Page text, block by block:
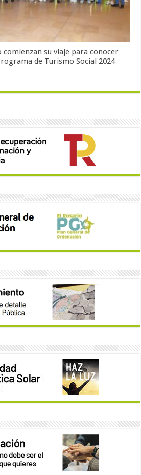
comienzan su viaje para conocer
de Turismo Social 2024